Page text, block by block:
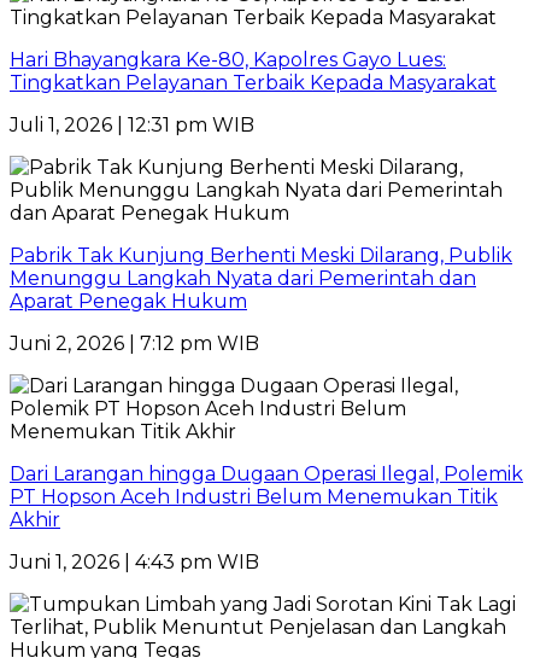
Hari Bhayangkara Ke-80, Kapolres Gayo Lues:
Tingkatkan Pelayanan Terbaik Kepada Masyarakat
Juli 1, 2026 | 12:31 pm WIB
Pabrik Tak Kunjung Berhenti Meski Dilarang, Publik
Menunggu Langkah Nyata dari Pemerintah dan
Aparat Penegak Hukum
Juni 2, 2026 | 7:12 pm WIB
Dari Larangan hingga Dugaan Operasi Ilegal, Polemik
PT Hopson Aceh Industri Belum Menemukan Titik
Akhir
Juni 1, 2026 | 4:43 pm WIB